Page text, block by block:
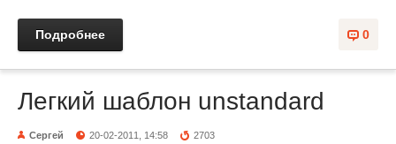
0
Подробнее
Легкий шаблон unstandard
Сергей 20-02-2011, 14:58 2703